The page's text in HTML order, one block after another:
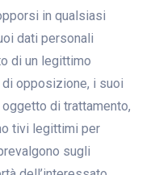
in qualsiasi
dati personali
di un legittimo
opposizione, i suoi
di trattamento,
tivi legittimi per
sugli